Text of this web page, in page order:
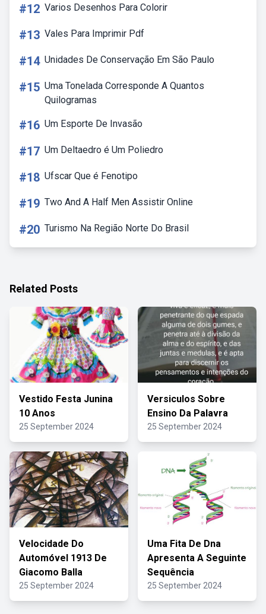
#12 Varios Desenhos Para Colorir
#13 Vales Para Imprimir Pdf
#14 Unidades De Conservação Em São Paulo
#15 Uma Tonelada Corresponde A Quantos
Quilogramas
#16 Um Esporte De Invasão
#17 Um Deltaedro é Um Poliedro
#18 Ufscar Que é Fenotipo
#19 Two And A Half Men Assistir Online
#20 Turismo Na Região Norte Do Brasil
Related Posts
Vestido Festa Junina
10 Anos
25 September 2024
Versiculos Sobre
Ensino Da Palavra
25 September 2024
Velocidade Do
Automóvel 1913 De
Giacomo Balla
25 September 2024
Uma Fita De Dna
Apresenta A Seguinte
Sequência
25 September 2024